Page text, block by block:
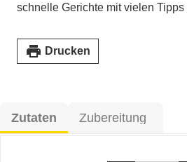
schnelle Gerichte mit vielen
print Drucken
Zutaten Zubereitung